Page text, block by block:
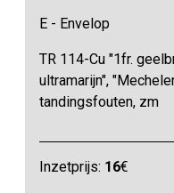
E - Envelop
TR 114-Cu "1fr.
ultramarijn",
tandingsfouten, zm
Inzetprijs: 16€